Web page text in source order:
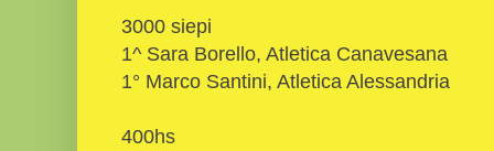
3000 siepi
1^ Sara Borello, Atletica Canavesana
1° Marco Santini, Atletica Alessandria
400hs